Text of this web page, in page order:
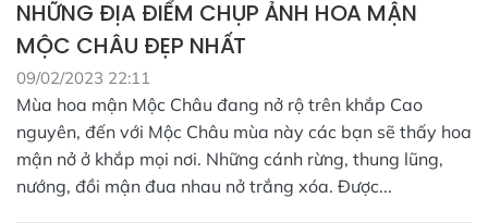
NHỮNG ĐỊA ĐIỂM CHỤP ẢNH HOA MẬN
MỘC CHÂU ĐẸP NHẤT
09/02/2023 22:11
Mùa hoa mận Mộc Châu đang nở rộ trên khắp Cao
nguyên, đến với Mộc Châu mùa này các bạn sẽ thấy hoa
mận nở ở khắp mọi nơi. Những cánh rừng, thung lũng,
nướng, đồi mận đua nhau nở trắng xóa. Được...